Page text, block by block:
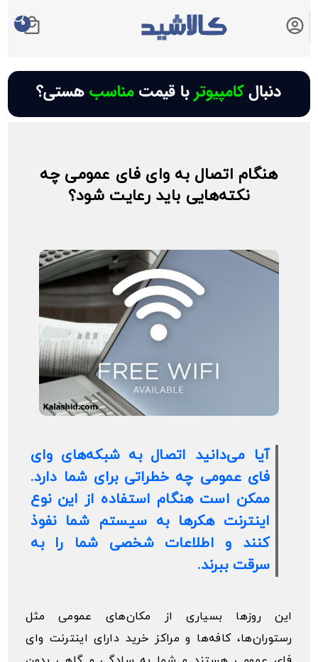
0
هنگام اتصال به وای فای عمومی چه
نکته‌هایی باید رعایت شود؟
آیا می‌دانید اتصال به شبکه‌های وای
فای عمومی چه خطراتی برای شما دارد.
ممکن است هنگام استفاده از این نوع
اینترنت هکرها به سیستم شما نفوذ
کنند و اطلاعات شخصی شما را به
سرقت ببرند.
این روزها بسیاری از مکان‌های عمومی مثل
رستوران‌ها، کافه‌ها و مراکز خرید دارای اینترنت وای